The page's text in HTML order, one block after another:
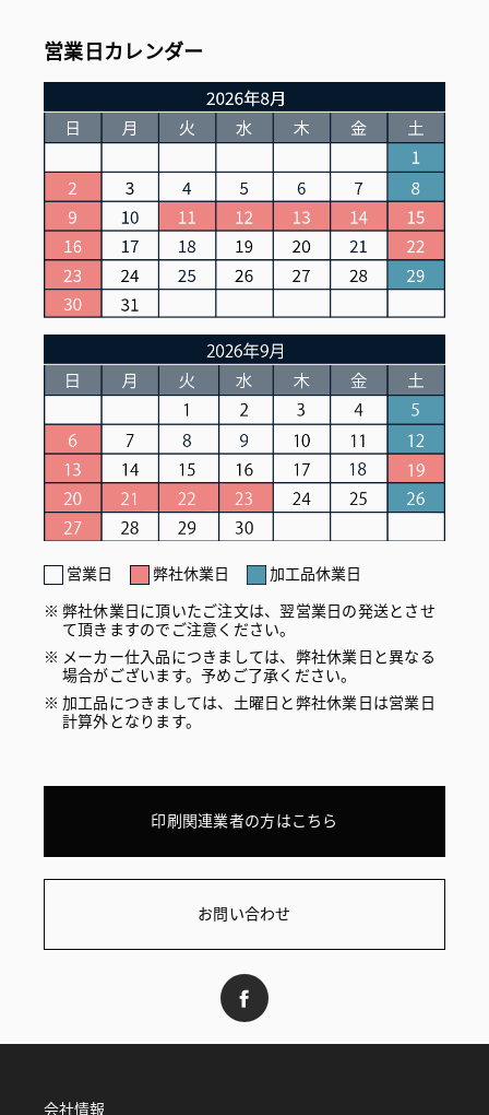
営業日カレンダー
営業日 弊社休業日
加工品休業日
弊社休業日に頂いたご注文は、翌営業日の発送とさせ
て頂きますのでご注意ください。
メーカー仕入品につきましては、弊社休業日と異なる
場合がございます。予めご了承ください。
加工品につきましては、土曜日と弊社休業日は営業日
計算外となります。
印刷関連業者の方はこちら
お問い合わせ
会社情報